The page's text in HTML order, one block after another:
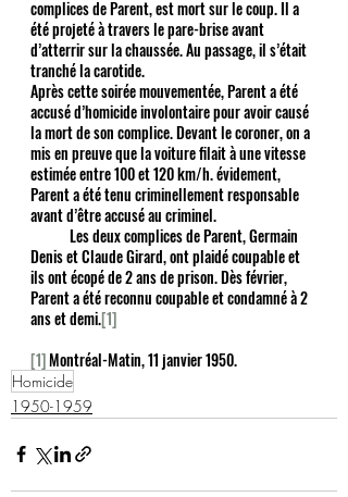
complices de Parent, est mort sur le coup. Il a
été projeté à travers le pare-brise avant
d’atterrir sur la chaussée. Au passage, il s’était
tranché la carotide.
Après cette soirée mouvementée, Parent a été
accusé d’homicide involontaire pour avoir causé
la mort de son complice. Devant le coroner, on a
mis en preuve que la voiture filait à une vitesse
estimée entre 100 et 120 km/h. évidement,
Parent a été tenu criminellement responsable
avant d’être accusé au criminel.
Les deux complices de Parent, Germain
Denis et Claude Girard, ont plaidé coupable et
ils ont écopé de 2 ans de prison. Dès février,
Parent a été reconnu coupable et condamné à 2
ans et demi.[1]
[1] Montréal-Matin, 11 janvier 1950.
Homicide
1950-1959